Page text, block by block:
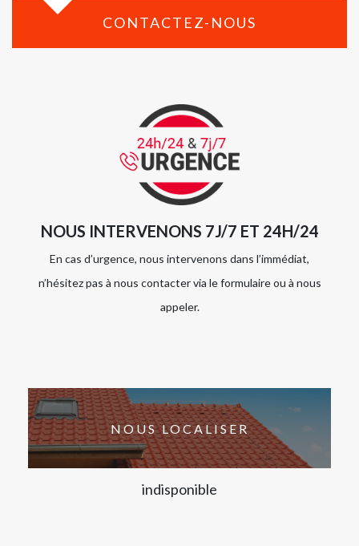
CONTACTEZ-NOUS
NOUS INTERVENONS 7J/7 ET 24H/24
En cas d’urgence, nous intervenons dans l’immédiat,
n’hésitez pas à nous contacter via le formulaire ou à nous
appeler.
NOUS LOCALISER
indisponible